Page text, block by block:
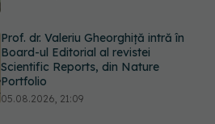
Testul de 10 minute care poate
arăta dacă ai nevoie de statine,
chiar dacă ai colesterolul normal
05.08.2026, 19:42